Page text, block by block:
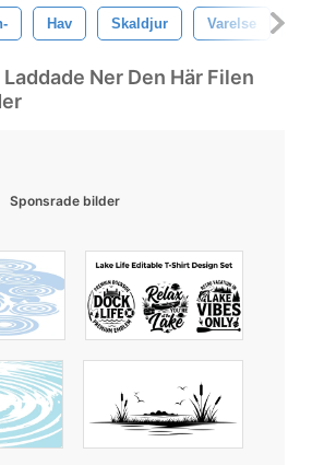
Hav Skaldjur Varelse
Ner Den Här Filen
Sponsrade bilder